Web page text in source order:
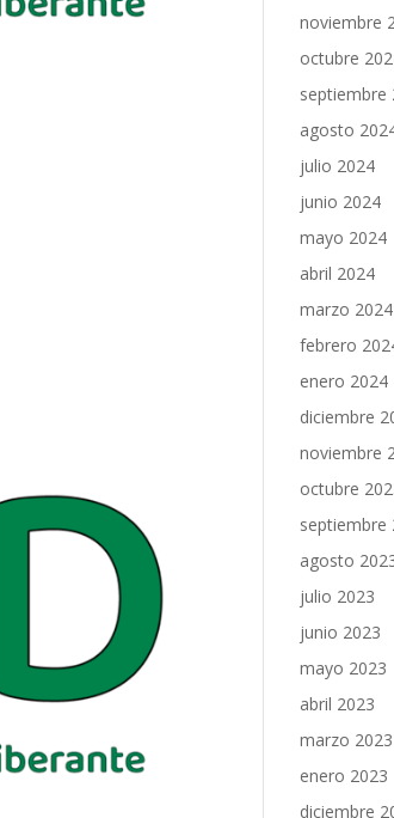
noviembre
octubre
septiembre
agosto
julio 2024
junio 2024
mayo 2024
abril 2024
marzo 2024
febrero
enero 2024
diciembre
noviembre
octubre
septiembre
agosto
julio 2023
junio 2023
mayo 2023
abril 2023
marzo 2023
enero 2023
diciembre